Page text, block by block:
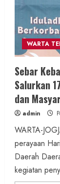
WARTA
Sebar
Salurkan
dan
admin
WARTA-
perayaan
Daerah
kegiatan